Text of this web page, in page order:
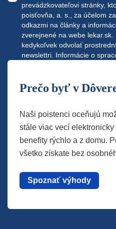
prevádzkovateľovi stránky,
poisťovňa, a. s., za účelom
odkazmi na články a
zverejnené na webe lekar.sk
kedykoľvek odvolať
newslettri. Informácie o
Prečo byť v
Naši poistenci oceňujú
stále viac vecí
benefity rýchlo a z domu.
všetko získate bez
Spoznať výhody